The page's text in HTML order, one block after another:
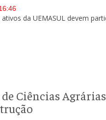
da UEMASUL devem
Ciências